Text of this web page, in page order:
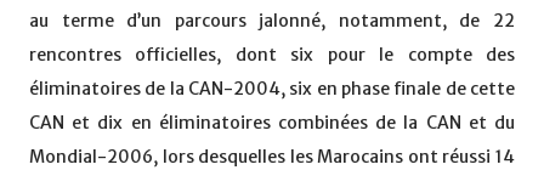
au terme d’un parcours jalonné, notamment, de 22
rencontres officielles, dont six pour le compte des
éliminatoires de la CAN-2004, six en phase finale de cette
CAN et dix en éliminatoires combinées de la CAN et du
Mondial-2006, lors desquelles les Marocains ont réussi 14